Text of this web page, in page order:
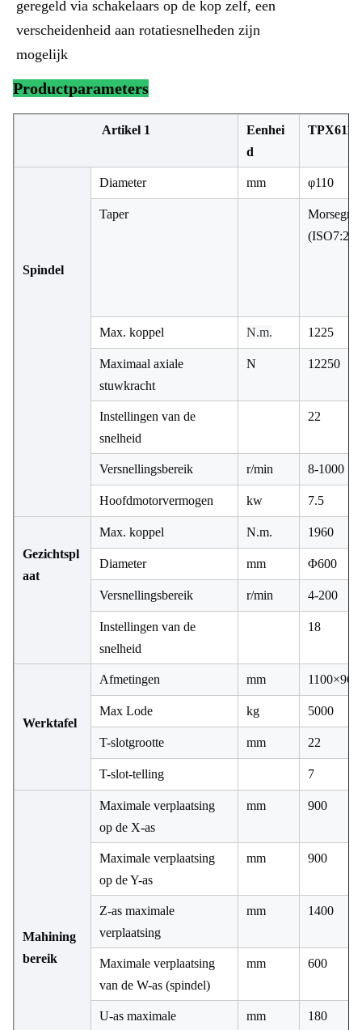
geregeld via schakelaars op de kop zelf, een
verscheidenheid aan rotatiesnelheden zijn
mogelijk
Productparameters
Artikel 1
Eenhei
d
Spindel
Diameter mm φ110
Taper
Max. koppel N.m. 1225
Maximaal axiale
stuwkracht
N 12250
Instellingen van de
snelheid
22
Versnellingsbereik r/min 8-1000
Hoofdmotorvermogen kw 7.5
Gezichtspl
aat
Max. koppel N.m. 1960
Diameter mm Φ600
Versnellingsbereik r/min 4-200
Instellingen van de
snelheid
18
Werktafel
Afmetingen mm 1100×960
Max Lode kg 5000
T-slotgrootte mm 22
T-slot-telling 7
Mahining
bereik
Maximale verplaatsing
op de X-as
mm 900
Maximale verplaatsing
op de Y-as
mm 900
Z-as maximale
verplaatsing
mm 1400
Maximale verplaatsing
van de W-as (spindel)
mm 600
U-as maximale
mm 180